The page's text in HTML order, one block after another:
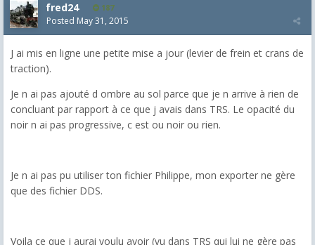
fred24 187
Posted May 31, 2015
J ai mis en ligne une petite mise a jour (levier de frein et crans de
traction).
Je n ai pas ajouté d ombre au sol parce que je n arrive à rien de
concluant par rapport à ce que j avais dans TRS. Le opacité du
noir n ai pas progressive, c est ou noir ou rien.
Je n ai pas pu utiliser ton fichier Philippe, mon exporter ne gère
que des fichier DDS.
Voila ce que j aurai voulu avoir (vu dans TRS qui lui ne gère pas